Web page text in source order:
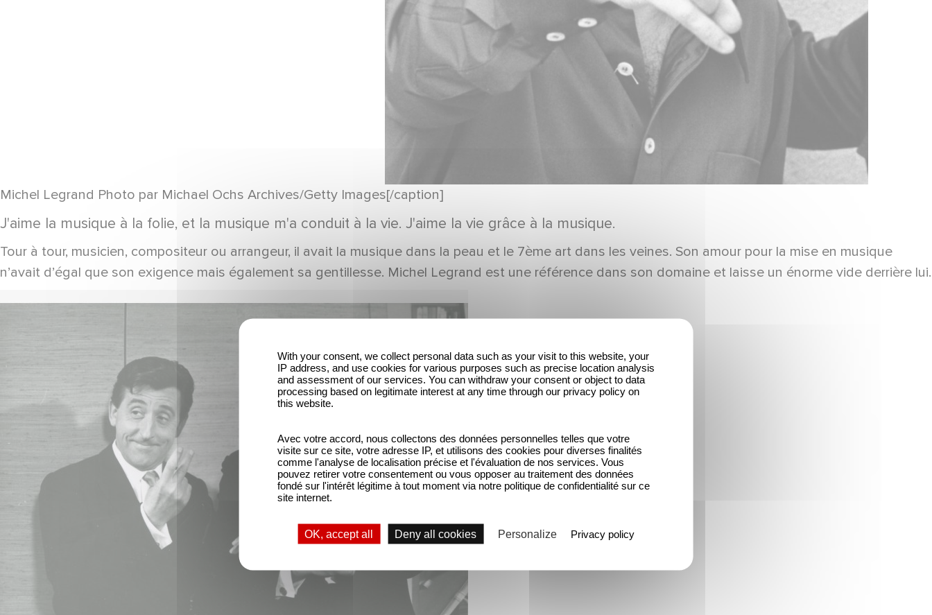
Michel Legrand Photo par Michael Ochs Archives/Getty Images[/caption]
J'aime la musique à la folie, et la musique m'a conduit à la vie. J'aime la vie grâce à la musique.
Tour à tour, musicien, compositeur ou arrangeur, il avait la musique dans la peau et le 7ème art dans les veines. Son amour pour la mise en musique
n’avait d’égal que son exigence mais également sa gentillesse. Michel Legrand est une référence dans son domaine et laisse un énorme vide derrière lui.
With your consent, we collect personal data such as your visit to this website, your
IP address, and use cookies for various purposes such as precise location analysis
and assessment of our services. You can withdraw your consent or object to data
processing based on legitimate interest at any time through our privacy policy on
this website.
Avec votre accord, nous collectons des données personnelles telles que votre
visite sur ce site, votre adresse IP, et utilisons des cookies pour diverses finalités
comme l'analyse de localisation précise et l'évaluation de nos services. Vous
pouvez retirer votre consentement ou vous opposer au traitement des données
fondé sur l'intérêt légitime à tout moment via notre politique de confidentialité sur ce
site internet.
OK, accept all Deny all cookies Personalize Privacy policy